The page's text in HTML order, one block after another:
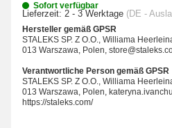
Sofort verfügbar
Lieferzeit: 2 - 3 Werktage (DE -
Hersteller gemäß GPSR
STALEKS SP. Z O.O., Williama
013 Warszawa, Polen,
Verantwortliche Person gemäß GPSR
STALEKS SP. Z O.O., Williama
013 Warszawa, Polen,
https://staleks.com/